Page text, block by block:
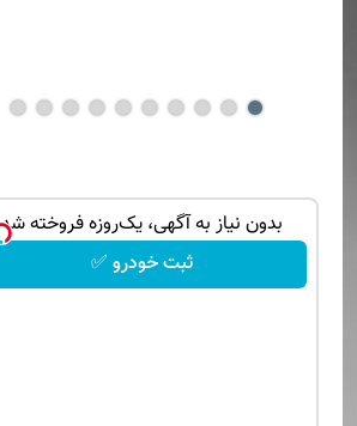
بدون نیاز به آگهی، یک‌روزه فروخته شد
ثبت خودرو ✅